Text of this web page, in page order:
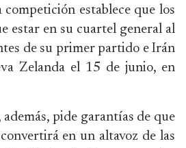
establece que los
estar en su cuartel general al
de su primer partido e Irán
Zelanda el 15 de junio, en
pide garantías de que
en un altavoz de las